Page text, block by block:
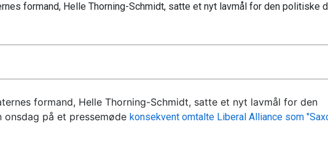
formand, Helle Thorning-Schmidt, satte et nyt lavmål for den politiske
formand, Helle Thorning-Schmidt, satte et nyt lavmål for den
onsdag på et pressemøde konsekvent omtalte Liberal Alliance som